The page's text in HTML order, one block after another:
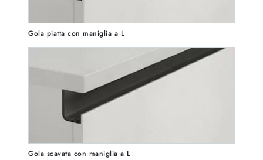
Gola piatta con maniglia a L
Gola scavata con maniglia a L